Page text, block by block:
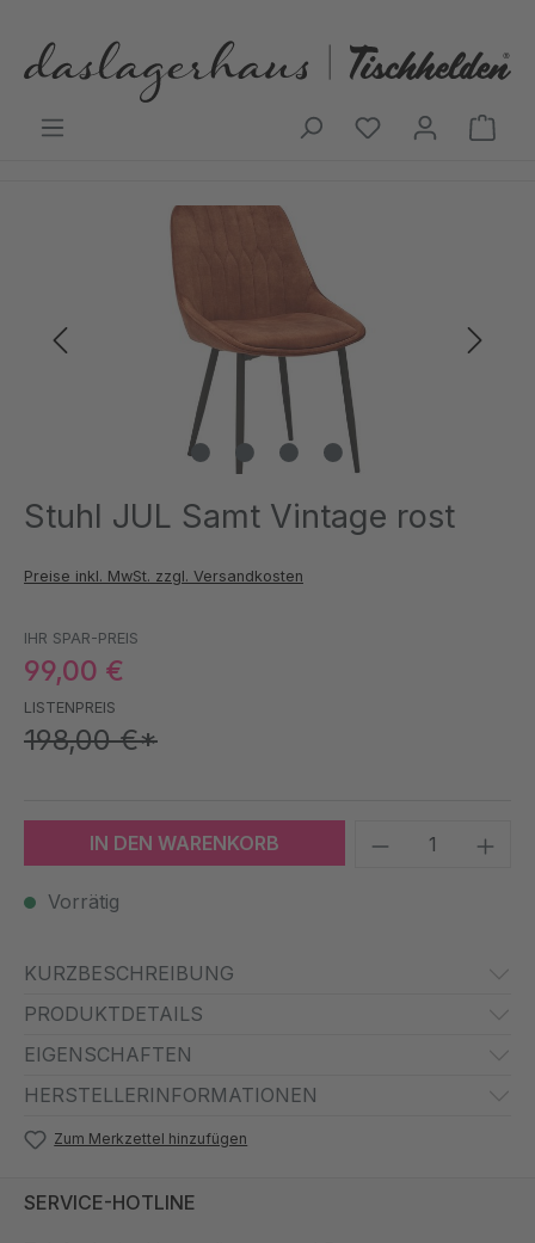
Bildergalerie überspringen
Stuhl JUL Samt Vintage rost
Preise inkl. MwSt. zzgl. Versandkosten
IHR SPAR-PREIS
99,00 €
LISTENPREIS
198,00 €*
IN DEN WARENKORB Produkt
Vorrätig
KURZBESCHREIBUNG
PRODUKTDETAILS
EIGENSCHAFTEN
HERSTELLERINFORMATIONEN
Zum Merkzettel hinzufügen
SERVICE-HOTLINE